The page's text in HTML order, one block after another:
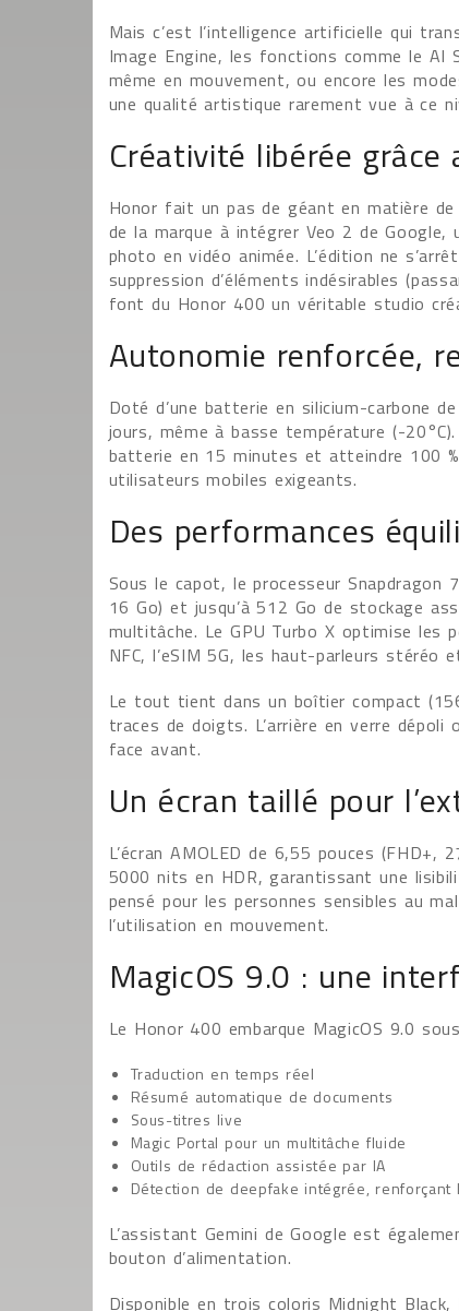
Mais c’est l’intelligence artificielle qui
Image Engine, les fonctions comme le
même en mouvement, ou encore les
une qualité artistique rarement vue à ce
Créativité libérée grâce
Honor fait un pas de géant en matière
de la marque à intégrer Veo 2 de
photo en vidéo animée. L’édition ne
suppression d’éléments indésirables
font du Honor 400 un véritable studio
Autonomie renforcée,
Doté d’une batterie en silicium-carbone
jours, même à basse température (-
batterie en 15 minutes et atteindre 100
utilisateurs mobiles exigeants.
Des performances
Sous le capot, le processeur
16 Go) et jusqu’à 512 Go de stockage
multitâche. Le GPU Turbo X optimise les
NFC, l’eSIM 5G, les haut-parleurs
Le tout tient dans un boîtier compact
traces de doigts. L’arrière en verre
face avant.
Un écran taillé pour
L’écran AMOLED de 6,55 pouces
5000 nits en HDR, garantissant une
pensé pour les personnes sensibles au
l’utilisation en mouvement.
MagicOS 9.0 : une
Le Honor 400 embarque MagicOS 9.0
Traduction en temps réel
Résumé automatique de documents
Sous-titres live
Magic Portal pour un multitâche fluide
Outils de rédaction assistée par IA
Détection de deepfake intégrée,
L’assistant Gemini de Google est
bouton d’alimentation.
Disponible en trois coloris Midnight